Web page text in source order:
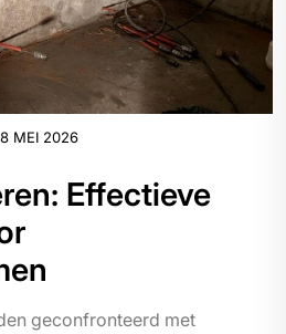
MEI 2026
Effectieve
geconfronteerd met